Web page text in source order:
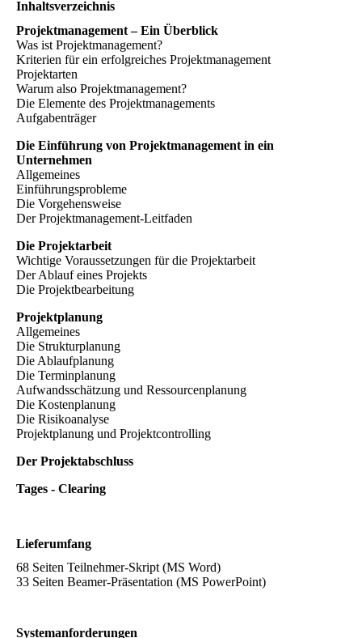
Inhaltsverzeichnis
Projektmanagement – Ein Überblick
Was ist Projektmanagement?
Kriterien für ein erfolgreiches Projektmanagement
Projektarten
Warum also Projektmanagement?
Die Elemente des Projektmanagements
Aufgabenträger
Die Einführung von Projektmanagement in ein
Unternehmen
Allgemeines
Einführungsprobleme
Die Vorgehensweise
Der Projektmanagement-Leitfaden
Die Projektarbeit
Wichtige Voraussetzungen für die Projektarbeit
Der Ablauf eines Projekts
Die Projektbearbeitung
Projektplanung
Allgemeines
Die Strukturplanung
Die Ablaufplanung
Die Terminplanung
Aufwandsschätzung und Ressourcenplanung
Die Kostenplanung
Die Risikoanalyse
Projektplanung und Projektcontrolling
Der Projektabschluss
Tages - Clearing
Lieferumfang
68 Seiten Teilnehmer-Skript (MS Word)
33 Seiten Beamer-Präsentation (MS PowerPoint)
Systemanforderungen